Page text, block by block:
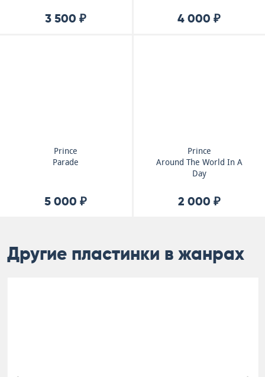
3 500 ₽ 4 000 ₽
Prince
Parade
5 000 ₽
Prince
Around The World In A
Day
2 000 ₽
Другие пластинки в жанрах